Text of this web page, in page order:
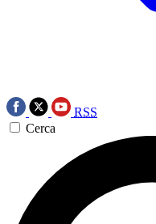
RSS
Cerca